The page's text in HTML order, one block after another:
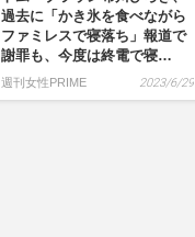
過去に「かき氷を食べながら
ファミレスで寝落ち」報道で
謝罪も、今度は終電で寝…
週刊女性PRIME 2023/6/29